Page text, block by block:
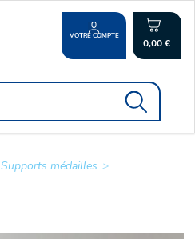
VOTRE COMPTE
0,00 €
Supports médailles >